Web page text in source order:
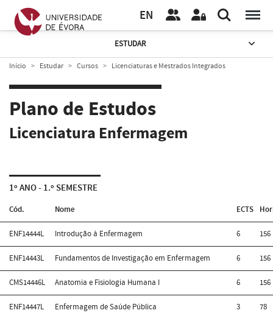
EN
ESTUDAR
Início Estudar Cursos Licenciaturas e Mestrados Integrados
Plano de Estudos
Licenciatura Enfermagem
1º ANO - 1.º SEMESTRE
Cód. Nome ECTS
ENF14444L Introdução à Enfermagem 6 156
ENF14443L Fundamentos de Investigação em Enfermagem 6 156
CMS14446L Anatomia e Fisiologia Humana I 6 156
ENF14447L Enfermagem de Saúde Pública 3 78